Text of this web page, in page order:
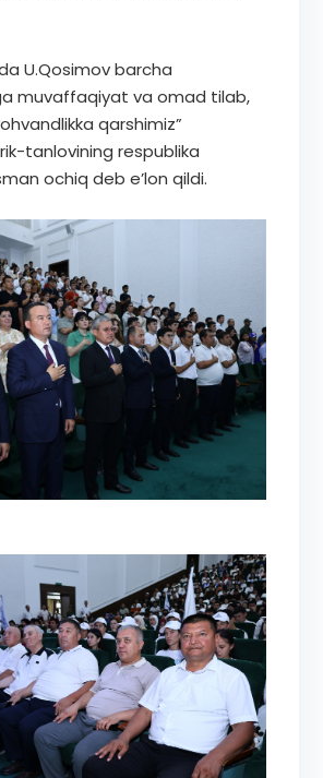
U.Qosimov barcha
muvaffaqiyat va omad tilab,
qarshimiz”
tanlovining respublika
ochiq deb e’lon qildi.